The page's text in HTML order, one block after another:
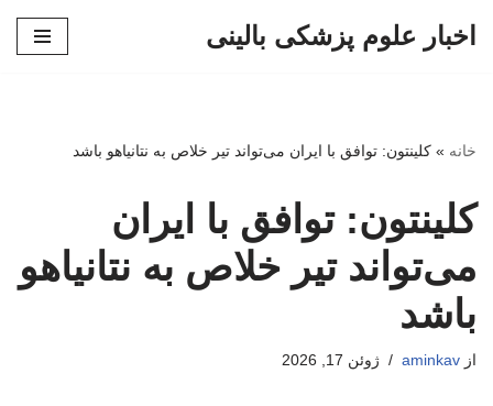
اخبار علوم پزشکی بالینی
خانه » کلینتون: توافق با ایران می‌تواند تیر خلاص به نتانیاهو باشد
کلینتون: توافق با ایران
می‌تواند تیر خلاص به نتانیاهو
باشد
از aminkav ژوئن 17, 2026